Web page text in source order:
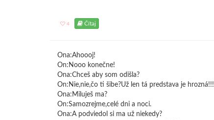
4 Čítaj
Ona:Ahoooj!
On:Nooo konečne!
Ona:Chceš aby som odišla?
On:Nie,nie,čo ti šibe?Už len tá predstava je hrozná!!!
Ona:Miluješ ma?
On:Samozrejme,celé dni a noci.
Ona:A podviedol si ma už niekedy?